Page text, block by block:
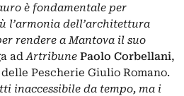
è fondamentale per
l’armonia dell’architettura
rendere a Mantova il suo
ad Artribune Paolo Corbellani,
Pescherie Giulio Romano.
inaccessibile da tempo, ma i